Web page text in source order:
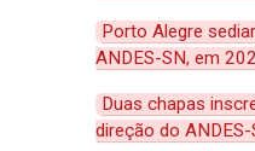
Porto Alegre
ANDES-SN, em
Duas chapas
direção do ANDES-